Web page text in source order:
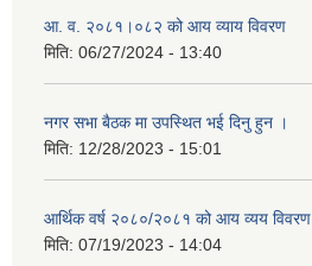
आ. व. २०८१।०८२ को आय व्याय विवरण
मिति: 06/27/2024 - 13:40
नगर सभा बैठक मा उपस्थित भई दिनु हुन ।
मिति: 12/28/2023 - 15:01
आर्थिक वर्ष २०८०/२०८१ को आय व्यय विवरण
मिति: 07/19/2023 - 14:04